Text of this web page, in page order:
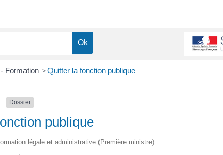
Formation > Quitter la fonction publique
Dossier
publique
légale et administrative (Première ministre)